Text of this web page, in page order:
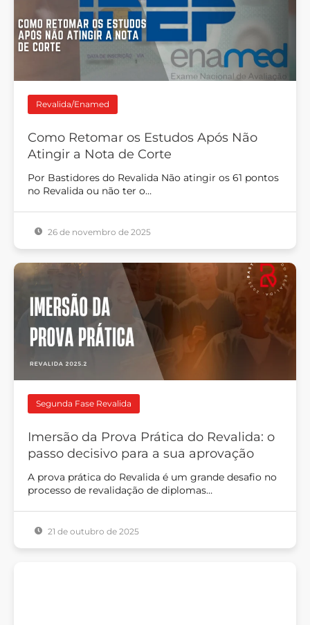
Revalida/Enamed
Como Retomar os Estudos Após Não
Atingir a Nota de Corte
Por Bastidores do Revalida Não atingir os 61 pontos
no Revalida ou não ter o…
26 de novembro de 2025
Segunda Fase Revalida
Imersão da Prova Prática do Revalida: o
passo decisivo para a sua aprovação
A prova prática do Revalida é um grande desafio no
processo de revalidação de diplomas…
21 de outubro de 2025